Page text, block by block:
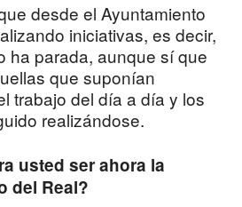
desde el Ayuntamiento
iniciativas, es decir,
ha parada, aunque sí que
que suponían
trabajo del día a día y los
realizándose.
usted ser ahora la
del Real?